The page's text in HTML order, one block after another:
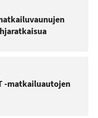
-matkailuautojen